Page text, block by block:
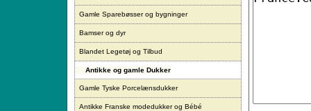
Gamle Sparebøsser og bygninger
Bamser og dyr
Blandet Legetøj og Tilbud
Antikke og gamle Dukker
Gamle Tyske Porcelænsdukker
Antikke Franske modedukker og Bébé